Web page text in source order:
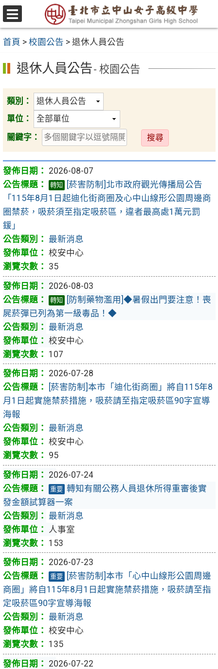
跳
至
要
內
容
區
選
單
首頁 > 校園公告 > 退休人員公告
退休人員公告- 校園公告
類別：
單位：
關鍵字：
送
出
2026-08-07
轉知
[菸害防制]北市政府觀光傳播局公告
「115年8月1日起迪化街商圈及心中山線形公園周邊商
圈禁菸，吸菸須至指定吸菸區，違者最高處1萬元罰
鍰」
最新消息
校安中心
35
2026-08-03
轉知
[防制藥物濫用]◆暑假出門要注意！喪
屍菸彈已列為第一級毒品！◆
最新消息
校安中心
107
2026-07-28
[菸害防制]本市「迪化街商圈」將自115年8
月1日起實施禁菸措施，吸菸請至指定吸菸區90字宣導
海報
最新消息
校安中心
95
2026-07-24
重要 轉知有關公務人員退休所得重審後實
發金額試算器一案
最新消息
人事室
153
2026-07-23
重要
[菸害防制]本市「心中山線形公園周邊
商圈」將自115年8月1日起實施禁菸措施，吸菸請至指
定吸菸區90字宣導海報
最新消息
校安中心
135
2026-07-22